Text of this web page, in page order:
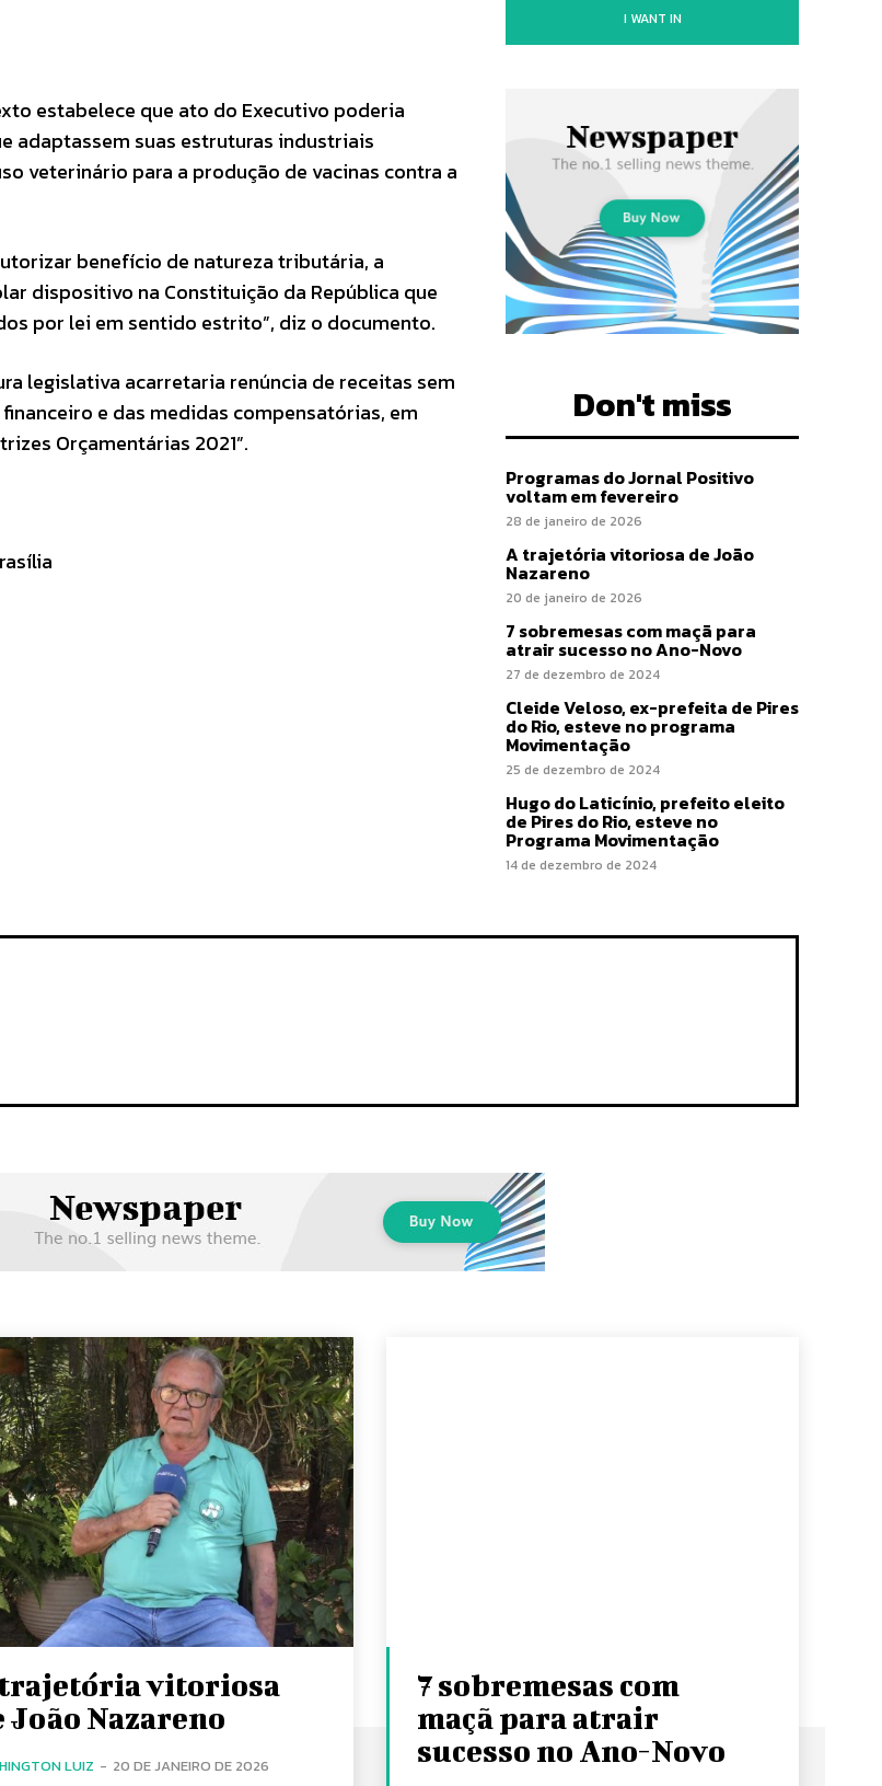
estabelece que ato do Executivo poderia
adaptassem suas estruturas industriais
veterinário para a produção de vacinas contra a
benefício de natureza tributária, a
dispositivo na Constituição da República que
por lei em sentido estrito”, diz o documento.
legislativa acarretaria renúncia de receitas sem
e das medidas compensatórias, em
Orçamentárias 2021”.
I WANT IN
Don't miss
Programas do Jornal Positivo
voltam em fevereiro
28 de janeiro de 2026
A trajetória vitoriosa de João
Nazareno
20 de janeiro de 2026
7 sobremesas com maçã para
atrair sucesso no Ano-Novo
27 de dezembro de 2024
Cleide Veloso, ex-prefeita de Pires
do Rio, esteve no programa
Movimentação
25 de dezembro de 2024
Hugo do Laticínio, prefeito eleito
de Pires do Rio, esteve no
Programa Movimentação
14 de dezembro de 2024
vitoriosa
João Nazareno
LUIZ - 20 DE JANEIRO DE 2026
7 sobremesas com
maçã para atrair
sucesso no Ano-Novo